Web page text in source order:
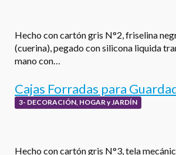
Hecho con cartón gris N°2, friselina
(cuerina), pegado con silicona liquida
mano con…
Cajas Forradas para
3- DECORACIÓN, HOGAR y JARDÍN
Hecho con cartón gris N°3, tela